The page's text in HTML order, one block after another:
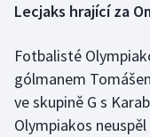
Florbal
Futsal
Lecjaks hrající za
Fotbalisté
gólmanem
ve skupině G s
Olympiakos